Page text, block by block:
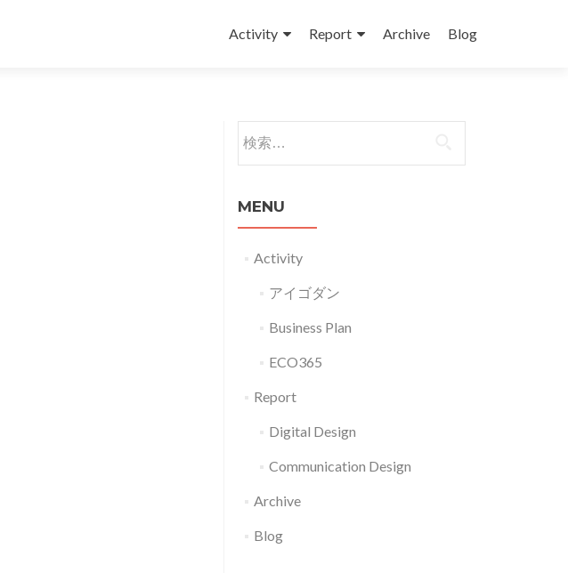
Activity
Report Archive Blog
検索:
MENU
Activity
アイゴダン
Business Plan
ECO365
Report
Digital Design
Communication Design
Archive
Blog